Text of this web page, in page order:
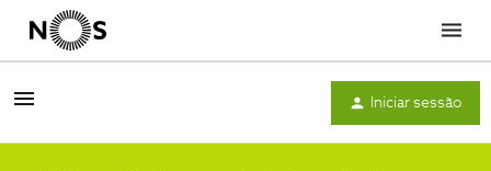
Menu
Iniciar sessão